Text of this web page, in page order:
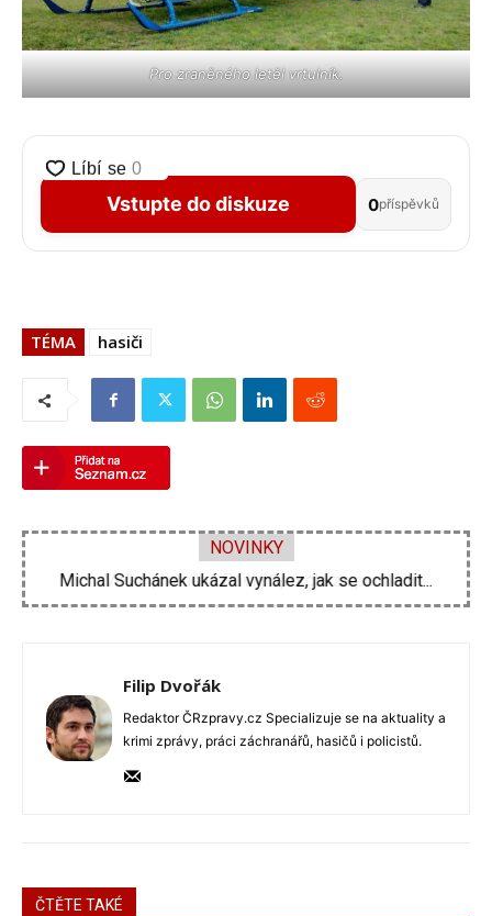
Pro zraněného letěl vrtulník.
Vstupte do diskuze 0příspěvků
TÉMA hasiči
NOVINKY
Velká proměna Pavla Šporcla za pouhé tři...
Filip Dvořák
Redaktor ČRzpravy.cz Specializuje se na aktuality a
krimi zprávy, práci záchranářů, hasičů i policistů.
ČTĚTE TAKÉ